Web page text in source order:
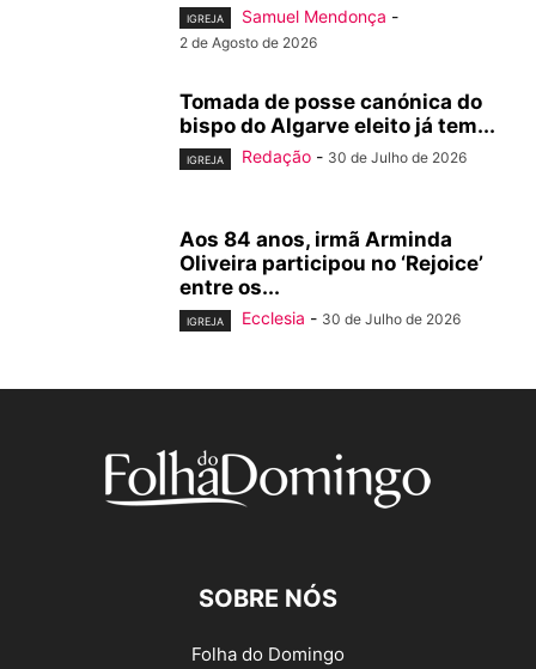
IGREJA Samuel Mendonça -
2 de Agosto de 2026
Tomada de posse canónica do
bispo do Algarve eleito já tem...
IGREJA Redação - 30 de Julho de 2026
Aos 84 anos, irmã Arminda
Oliveira participou no ‘Rejoice’
entre os...
IGREJA Ecclesia - 30 de Julho de 2026
SOBRE NÓS
Folha do Domingo